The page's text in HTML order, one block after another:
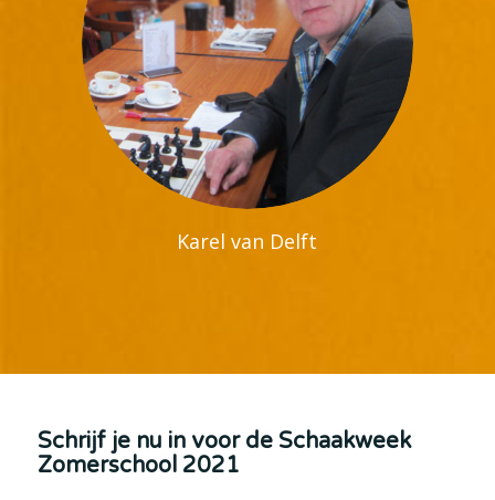
Karel van Delft
Schrijf je nu in voor de Schaakweek
Zomerschool 2021